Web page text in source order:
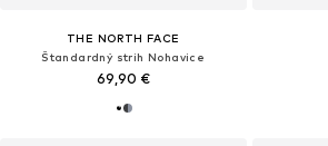
THE NORTH FACE
Štandardný strih Nohavice
69,90 €